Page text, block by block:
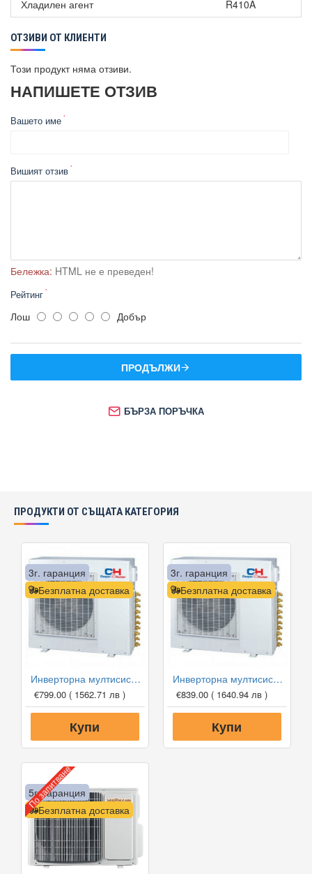
Хладилен агент R410A
ОТЗИВИ ОТ КЛИЕНТИ
Този продукт няма отзиви.
НАПИШЕТЕ ОТЗИВ
Вашето име
Вишият отзив
Бележка: HTML не е преведен!
Рейтинг
Лош Добър
ПРОДЪЛЖИ
БЪРЗА ПОРЪЧКА
ПРОДУКТИ ОТ СЪЩАТА КАТЕГОРИЯ
Безплатна доставка
3г. гаранция
Инверторна мултисистема Cooper and Hunter CHML-U14RK2, 14000 BTU, Клас А++
€799.00 ( 1562.71 лв )
Купи
Безплатна доставка
3г. гаранция
Инверторна мултисистема Cooper and Hunter CHML-U18RK2, 18000 BTU, Клас А++
€839.00 ( 1640.94 лв )
Купи
Безплатна доставка
5г. гаранция
По запитване